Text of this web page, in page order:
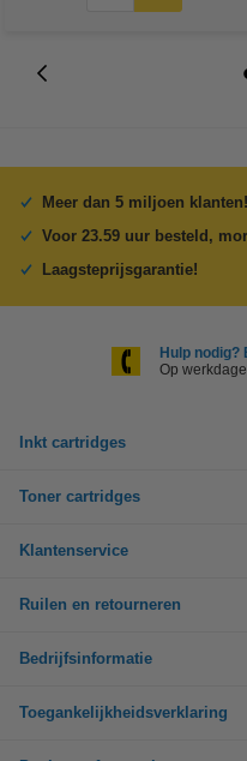
Meer dan 5 miljoen klanten!
Voor 23.59 uur besteld,
Laagsteprijsgarantie!
Hulp nodig?
Op
Inkt cartridges
Toner cartridges
Klantenservice
Ruilen en retourneren
Bedrijfsinformatie
Toegankelijkheidsverklaring